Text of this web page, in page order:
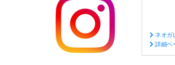
ネオガ
詳細ペ